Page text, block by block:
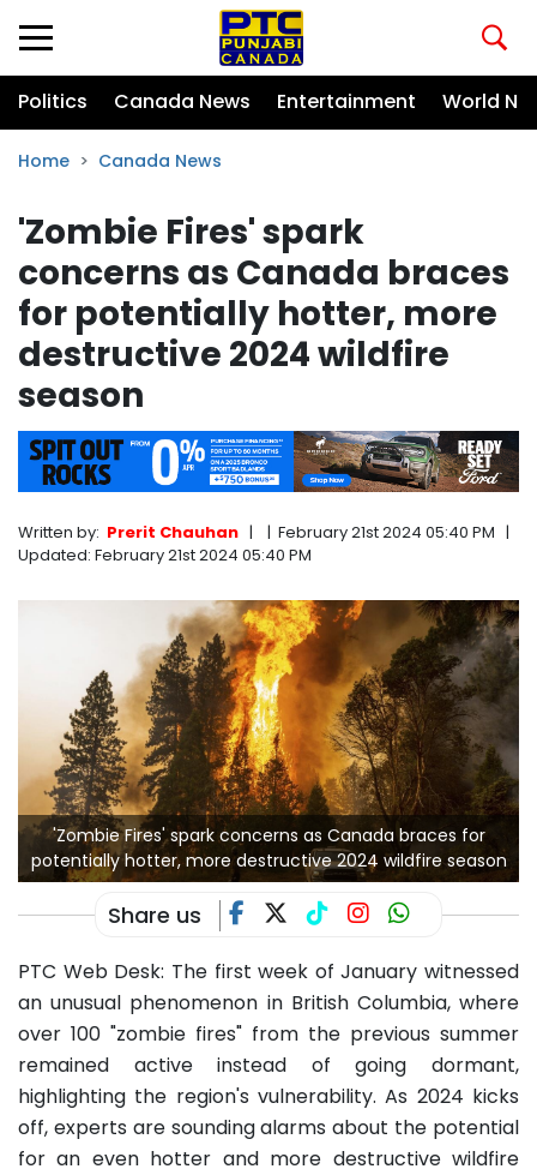
Politics Canada News Entertainment World
Home Canada News
'Zombie Fires' spark
concerns as Canada braces
for potentially hotter, more
destructive 2024 wildfire
season
Written by: Prerit Chauhan | | February 21st 2024 05:40 PM |
Updated: February 21st 2024 05:40 PM
'Zombie Fires' spark concerns as Canada braces for
potentially hotter, more destructive 2024 wildfire season
Share us
PTC Web Desk: The first week of January witnessed
an unusual phenomenon in British Columbia, where
over 100 "zombie fires" from the previous summer
remained active instead of going dormant,
highlighting the region's vulnerability. As 2024 kicks
off, experts are sounding alarms about the potential
for an even hotter and more destructive wildfire